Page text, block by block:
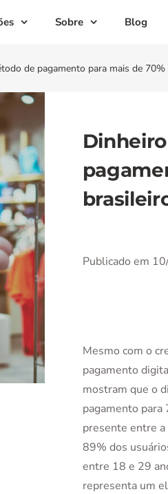
Sobre Blog
de pagamento para mais de
Publicado em
Mesmo com o
pagamento
mostram que o
pagamento
presente entre a
89% dos
entre 18 e 29
representa um